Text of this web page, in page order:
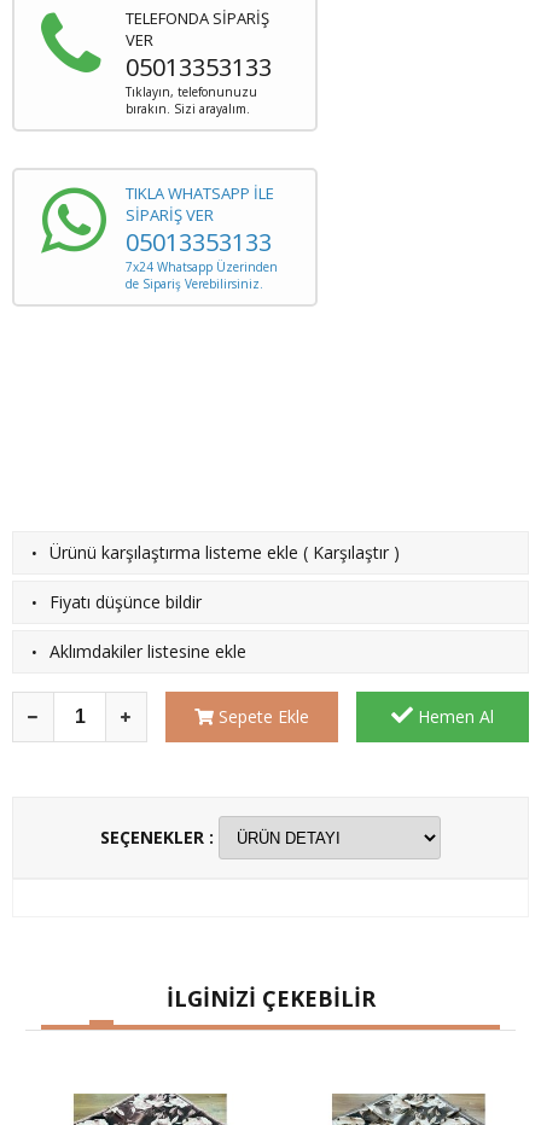
TELEFONDA SİPARİŞ
VER
05013353133
Tıklayın, telefonunuzu
bırakın. Sizi arayalım.
TIKLA WHATSAPP İLE
SİPARİŞ VER
05013353133
7x24 Whatsapp Üzerinden
de Sipariş Verebilirsiniz.
· Ürünü karşılaştırma listeme ekle ( Karşılaştır )
· Fiyatı düşünce bildir
· Aklımdakiler listesine ekle
Sepete Ekle Hemen Al
SEÇENEKLER :
İLGİNİZİ ÇEKEBİLİR